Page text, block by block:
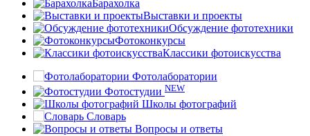
Барахолка
Выставки и проекты
Обсуждение фототехники
Фотоконкурсы
Классики фотоискусства
Фотолаборатории
Фотостудии NEW
Школы фотографий
Словарь
Вопросы и ответы